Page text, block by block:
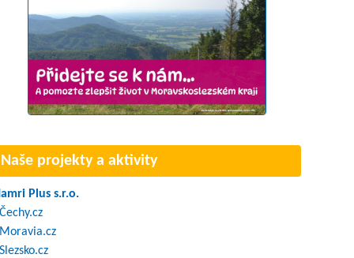
Naše projekty a aktivity
Plus s.r.o.